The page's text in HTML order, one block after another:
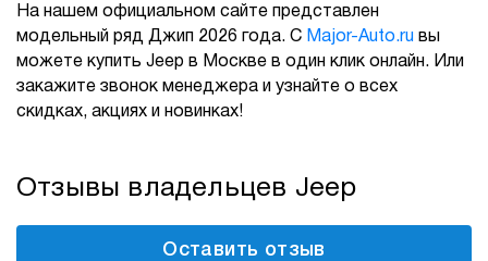
На нашем официальном сайте представлен
модельный ряд Джип 2026 года. С Major-Auto.ru вы
можете купить Jeep в Москве в один клик онлайн. Или
закажите звонок менеджера и узнайте о всех
скидках, акциях и новинках!
Отзывы владельцев Jeep
Оставить отзыв